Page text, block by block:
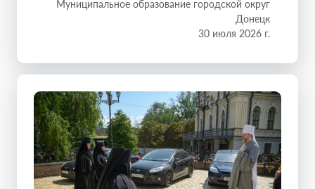
Муниципальное образование городской округ
Донецк
30 июля 2026 г.